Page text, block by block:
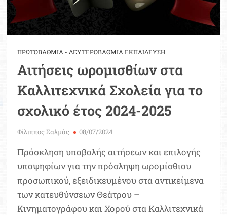
ΠΡΩΤΟΒΑΘΜΙΑ - ΔΕΥΤΕΡΟΒΑΘΜΙΑ ΕΚΠΑΙΔΕΥΣΗ
Αιτήσεις ωρομισθίων στα
Καλλιτεχνικά Σχολεία για το
σχολικό έτος 2024-2025
Φίλιππος Σαλμάς 08/07/2024
Πρόσκληση υποβολής αιτήσεων και επιλογής
υποψηφίων για την πρόσληψη ωρομίσθιου
προσωπικού, εξειδικευμένου στα αντικείμενα
των κατευθύνσεων Θεάτρου –
Κινηματογράφου και Χορού στα Καλλιτεχνικά